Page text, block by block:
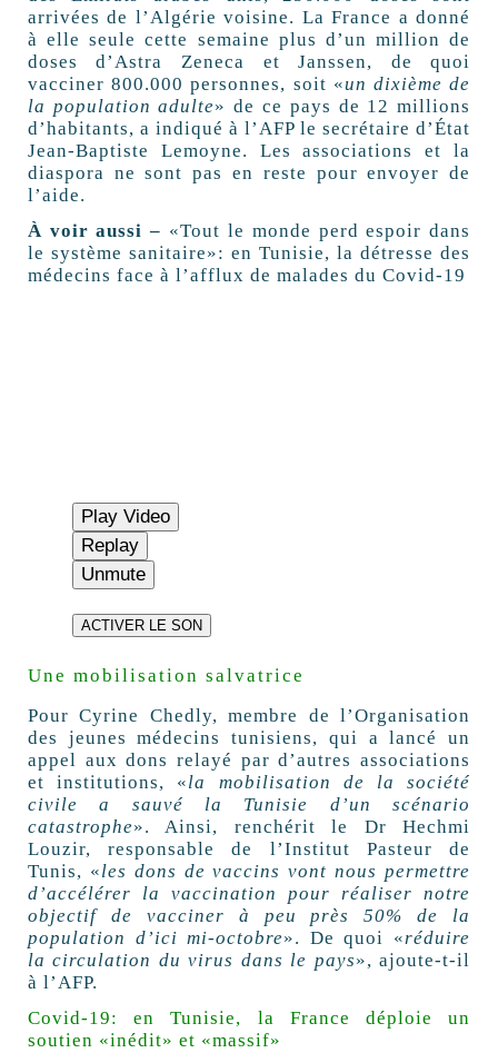
arrivées de l’Algérie voisine. La France a donné
à elle seule cette semaine plus d’un million de
doses d’Astra Zeneca et Janssen, de quoi
vacciner 800.000 personnes, soit «un dixième de
la population adulte» de ce pays de 12 millions
d’habitants, a indiqué à l’AFP le secrétaire d’État
Jean-Baptiste Lemoyne. Les associations et la
diaspora ne sont pas en reste pour envoyer de
l’aide.
À voir aussi – «Tout le monde perd espoir dans
le système sanitaire»: en Tunisie, la détresse des
médecins face à l’afflux de malades du Covid-19
Play Video
Replay
Unmute
ACTIVER LE SON
Une mobilisation salvatrice
Pour Cyrine Chedly, membre de l’Organisation
des jeunes médecins tunisiens, qui a lancé un
appel aux dons relayé par d’autres associations
et institutions, «la mobilisation de la société
civile a sauvé la Tunisie d’un scénario
catastrophe». Ainsi, renchérit le Dr Hechmi
Louzir, responsable de l’Institut Pasteur de
Tunis, «les dons de vaccins vont nous permettre
d’accélérer la vaccination pour réaliser notre
objectif de vacciner à peu près 50% de la
population d’ici mi-octobre». De quoi «réduire
la circulation du virus dans le pays», ajoute-t-il
à l’AFP.
Covid-19: en Tunisie, la France déploie un
soutien «inédit» et «massif»